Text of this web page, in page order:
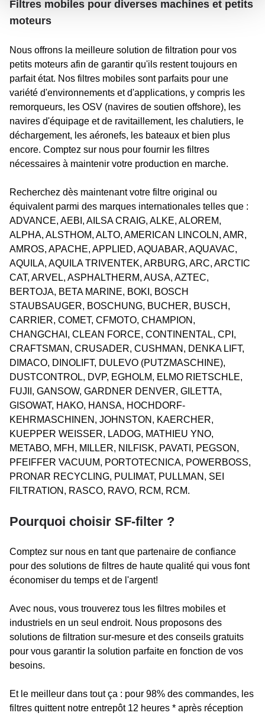
Filtres mobiles pour diverses machines et petits
moteurs
Nous offrons la meilleure solution de filtration pour vos
petits moteurs afin de garantir qu'ils restent toujours en
parfait état. Nos filtres mobiles sont parfaits pour une
variété d'environnements et d'applications, y compris les
remorqueurs, les OSV (navires de soutien offshore), les
navires d'équipage et de ravitaillement, les chalutiers, le
déchargement, les aéronefs, les bateaux et bien plus
encore. Comptez sur nous pour fournir les filtres
nécessaires à maintenir votre production en marche.
Recherchez dès maintenant votre filtre original ou
équivalent parmi des marques internationales telles que :
ADVANCE, AEBI, AILSA CRAIG, ALKE, ALOREM,
ALPHA, ALSTHOM, ALTO, AMERICAN LINCOLN, AMR,
AMROS, APACHE, APPLIED, AQUABAR, AQUAVAC,
AQUILA, AQUILA TRIVENTEK, ARBURG, ARC, ARCTIC
CAT, ARVEL, ASPHALTHERM, AUSA, AZTEC,
BERTOJA, BETA MARINE, BOKI, BOSCH
STAUBSAUGER, BOSCHUNG, BUCHER, BUSCH,
CARRIER, COMET, CFMOTO, CHAMPION,
CHANGCHAI, CLEAN FORCE, CONTINENTAL, CPI,
CRAFTSMAN, CRUSADER, CUSHMAN, DENKA LIFT,
DIMACO, DINOLIFT, DULEVO (PUTZMASCHINE),
DUSTCONTROL, DVP, EGHOLM, ELMO RIETSCHLE,
FUJII, GANSOW, GARDNER DENVER, GILETTA,
GISOWAT, HAKO, HANSA, HOCHDORF-
KEHRMASCHINEN, JOHNSTON, KAERCHER,
KUEPPER WEISSER, LADOG, MATHIEU YNO,
METABO, MFH, MILLER, NILFISK, PAVATI, PEGSON,
PFEIFFER VACUUM, PORTOTECNICA, POWERBOSS,
PRONAR RECYCLING, PULIMAT, PULLMAN, SEI
FILTRATION, RASCO, RAVO, RCM, RCM.
Pourquoi choisir SF-filter ?
Comptez sur nous en tant que partenaire de confiance
pour des solutions de filtres de haute qualité qui vous font
économiser du temps et de l'argent!
Avec nous, vous trouverez tous les filtres mobiles et
industriels en un seul endroit. Nous proposons des
solutions de filtration sur-mesure et des conseils gratuits
pour vous garantir la solution parfaite en fonction de vos
besoins.
Et le meilleur dans tout ça : pour 98% des commandes, les
filtres quittent notre entrepôt 12 heures * après réception